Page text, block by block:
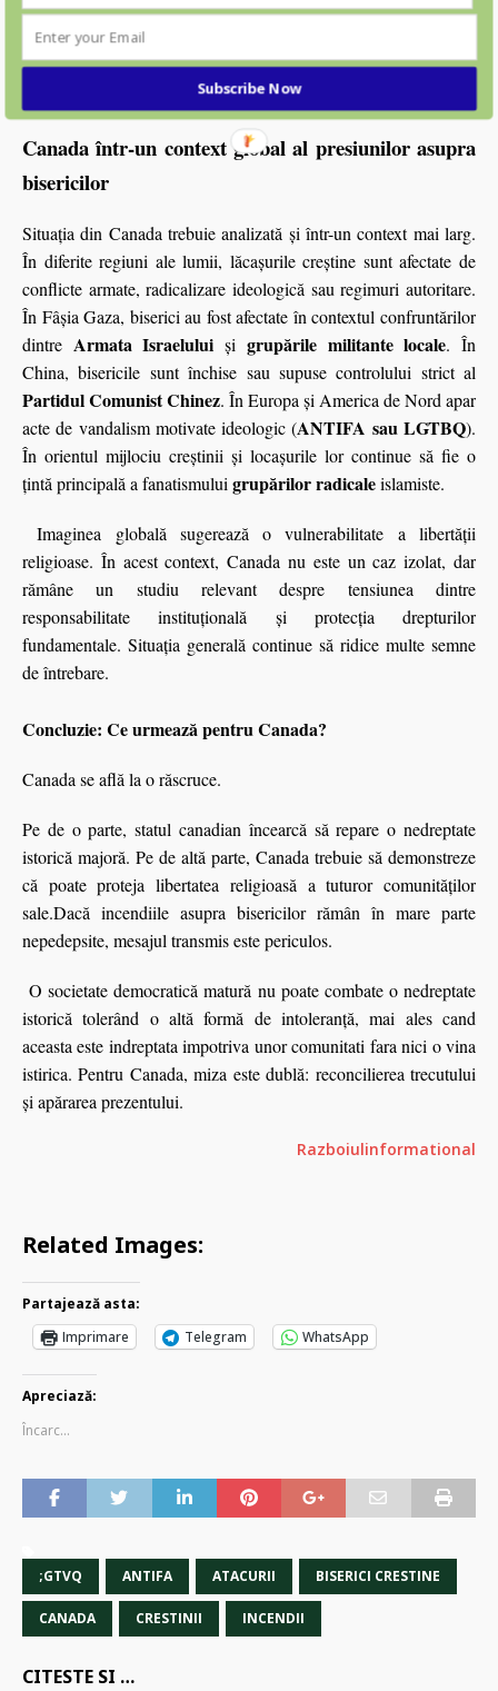
intrebarii despre legate de: eficiența, aplicării legii, coordonarea
națională, transparența utilizării fondurilor publice. Putem
concluziona:Canada investește semnificativ în combaterea urii.
Rezultatele însă rămân contestate.
Canada într-un context global al presiunilor asupra
bisericilor
Situația din Canada trebuie analizată și într-un context mai larg.
În diferite regiuni ale lumii, lăcașurile creștine sunt afectate de
conflicte armate, radicalizare ideologică sau regimuri autoritare.
În Fâșia Gaza, biserici au fost afectate în contextul confruntărilor
dintre Armata Israelului și grupările militante locale. În
China, bisericile sunt închise sau supuse controlului strict al
Partidul Comunist Chinez. În Europa și America de Nord apar
acte de vandalism motivate ideologic (ANTIFA sau LGTBQ).
În orientul mijlociu creştinii şi locaşurile lor continue să fie o
ţintă principală a fanatismului grupărilor radicaleislamiste.
Imaginea globală sugerează o vulnerabilitate a libertății
religioase. În acest context, Canada nu este un caz izolat, dar
rămâne un studiu relevant despre tensiunea dintre
responsabilitate instituțională și protecția drepturilor
fundamentale. Situația generală continue să ridice multe semne
de întrebare.
Concluzie: Ce urmează pentru Canada?
Canada se află la o răscruce.
Pe de o parte, statul canadian încearcă să repare o nedreptate
istorică majoră. Pe de altă parte, Canada trebuie să demonstreze
că poate proteja libertatea religioasă a tuturor comunităților
sale.Dacă incendiile asupra bisericilor rămân în mare parte
nepedepsite, mesajul transmis este periculos.
O societate democratică matură nu poate combate o nedreptate
istorică tolerând o altă formă de intoleranță, mai ales cand
aceasta este indreptata impotriva unor comunitati fara nici o vina
istirica. Pentru Canada, miza este dublă: reconcilierea trecutului
și apărarea prezentului.
Razboiulinformational
Related Images:
Partajează asta:
Imprimare
Telegram WhatsApp
Apreciază:
Încarc...
;GTVQ ANTIFA ATACURII BISERICI CRESTINE
CANADA CRESTINII INCENDII
CITESTE SI …
Subscribe Now